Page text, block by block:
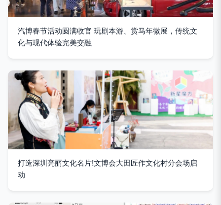
汽博春节活动圆满收官 玩剧本游、赏马年微展，传统文
化与现代体验完美交融
打造深圳亮丽文化名片!文博会大田匠作文化村分会场启
动